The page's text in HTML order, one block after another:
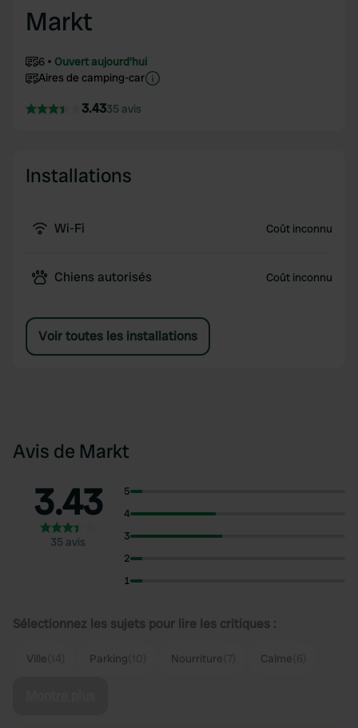
Markt
6
Ouvert aujourd'hui
Aires de camping-car
3.4335 avis
Installations
Wi-Fi Coût inconnu
Chiens autorisés Coût inconnu
Voir toutes les installations
Avis de Markt
3.43
35 avis
5
4
3
2
1
Sélectionnez les sujets pour lire les critiques :
Ville Parking Nourriture Calme